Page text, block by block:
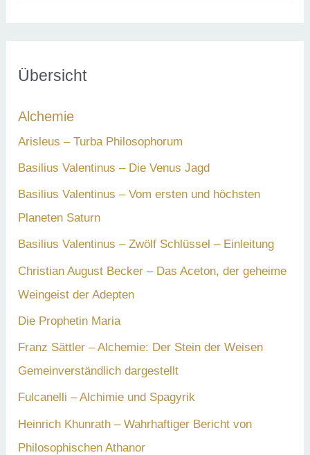
e
n
a
c
h
:
Übersicht
Alchemie
Arisleus – Turba Philosophorum
Basilius Valentinus – Die Venus Jagd
Basilius Valentinus – Vom ersten und höchsten
Planeten Saturn
Basilius Valentinus – Zwölf Schlüssel – Einleitung
Christian August Becker – Das Aceton, der geheime
Weingeist der Adepten
Die Prophetin Maria
Franz Sättler – Alchemie: Der Stein der Weisen
Gemeinverständlich dargestellt
Fulcanelli – Alchimie und Spagyrik
Heinrich Khunrath – Wahrhaftiger Bericht von
Philosophischen Athanor